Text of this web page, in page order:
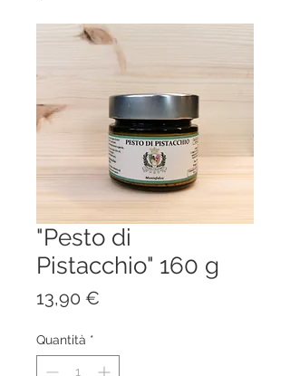
"Pesto di
Pistacchio" 160 g
13,90 €
Quantità *